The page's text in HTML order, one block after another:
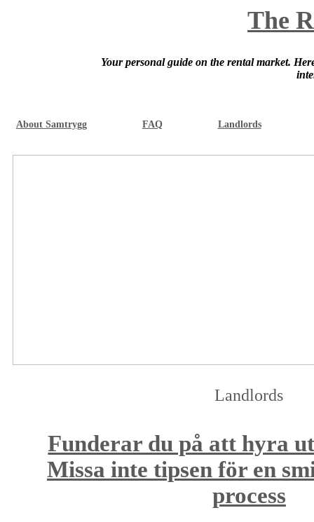
The
Your personal guide on the rental market.
About Samtrygg FAQ Landlords
Landlords
Funderar du på att hyra
Missa inte tipsen för en
process